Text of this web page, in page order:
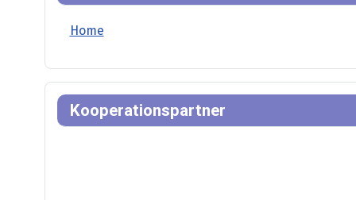
Home
Kooperationspartner